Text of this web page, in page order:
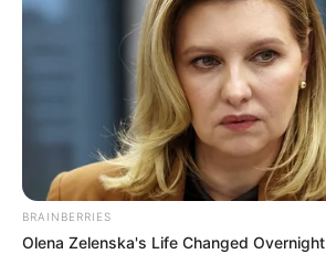
BRAINBERRIES
Olena Zelenska's Life Changed Overnight